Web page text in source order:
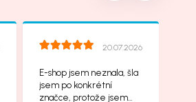
20.07.2026
E-shop jsem neznala, šla
jsem po konkrétní
značce, protože jsem